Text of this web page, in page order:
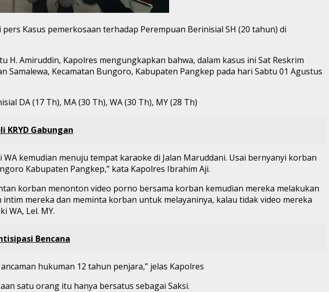
Kasus pemerkosaan terhadap Perempuan Berinisial SH (20 tahun) di
H. Amiruddin, Kapolres mengungkapkan bahwa, dalam kasus ini Sat Reskrim
Kecamatan Bungoro, Kabupaten Pangkep pada hari Sabtu 01 Agustus
DA (17 Th), MA (30 Th), WA (30 Th), MY (28 Th)
Gabungan
kemudian menuju tempat karaoke di Jalan Maruddani. Usai bernyanyi korban
Kabupaten Pangkep,” kata Kapolres Ibrahim Aji.
korban menonton video porno bersama korban kemudian mereka melakukan
mereka dan meminta korban untuk melayaninya, kalau tidak video mereka
WA, Lel. MY.
Bencana
hukuman 12 tahun penjara,” jelas Kapolres
satu orang itu hanya bersatus sebagai Saksi.